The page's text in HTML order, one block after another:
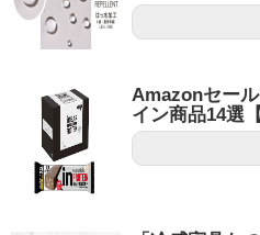
Amazonセー
イン商品14選